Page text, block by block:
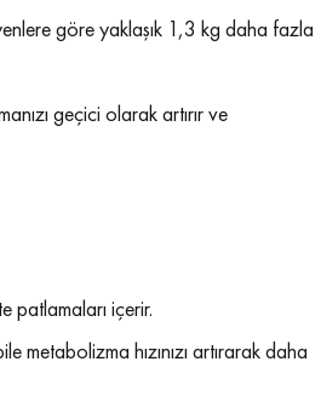
göre yaklaşık 1,3 kg daha fazla
geçici olarak artırır ve
patlamaları içerir.
metabolizma hızınızı artırarak daha